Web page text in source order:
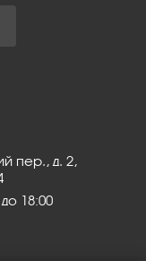
пер., д. 2,
18:00